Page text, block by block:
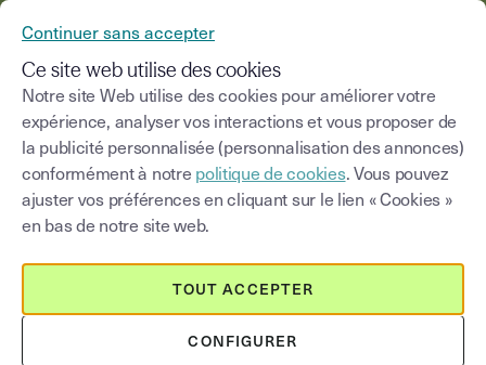
NOUS CONTACTER
API
Booster vos outils en intégrant
la signature électronique
via API
Connectez l'API Youtrust à vos outils existants ou
intégrez-la directement dans votre application.
Continuer sans accepter
Ce site web utilise des cookies
Notre site Web utilise des cookies pour améliorer votre
expérience, analyser vos interactions et vous proposer de
la publicité personnalisée (personnalisation des annonces)
conformément à notre politique de cookies. Vous pouvez
ajuster vos préférences en cliquant sur le lien « Cookies »
en bas de notre site web.
CONFIGURER
TOUT ACCEPTER